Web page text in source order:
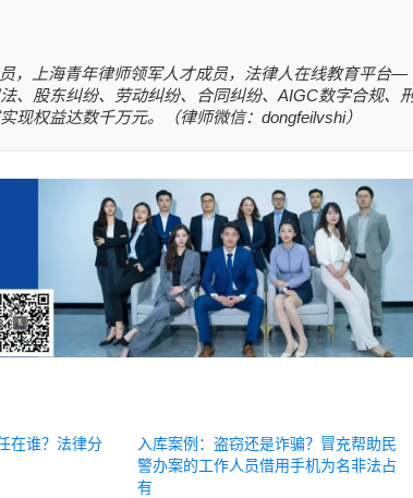
，上海青年律师领军人才成员，法律人在线教育平台—
、股东纠纷、劳动纠纷、合同纠纷、AIGC数字合规、
权益达数千万元。（律师微信：dongfeilvshi）
在谁？法律分
入库案例：盗窃还是诈骗？冒充帮助民
警办案的工作人员借用手机为名非法占
有